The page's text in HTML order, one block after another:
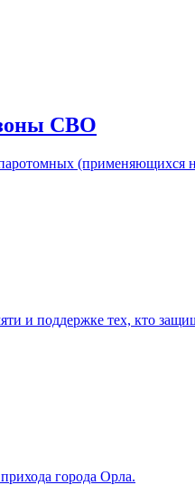
зоны СВО
(применяющихся
и поддержке тех, кто
города Орла.